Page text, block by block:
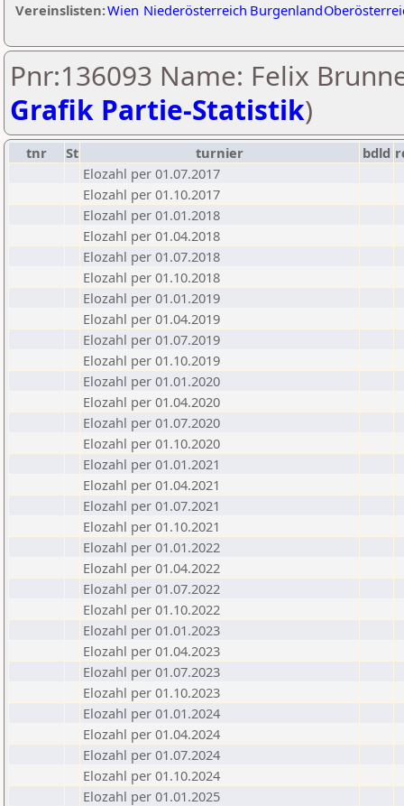
Vereinslisten:Wien Niederösterreich Burgenland
Pnr:136093 Name: Felix
Grafik Partie-Statistik)
tnr St turnier bdld
Elozahl per 01.07.2017
Elozahl per 01.10.2017
Elozahl per 01.01.2018
Elozahl per 01.04.2018
Elozahl per 01.07.2018
Elozahl per 01.10.2018
Elozahl per 01.01.2019
Elozahl per 01.04.2019
Elozahl per 01.07.2019
Elozahl per 01.10.2019
Elozahl per 01.01.2020
Elozahl per 01.04.2020
Elozahl per 01.07.2020
Elozahl per 01.10.2020
Elozahl per 01.01.2021
Elozahl per 01.04.2021
Elozahl per 01.07.2021
Elozahl per 01.10.2021
Elozahl per 01.01.2022
Elozahl per 01.04.2022
Elozahl per 01.07.2022
Elozahl per 01.10.2022
Elozahl per 01.01.2023
Elozahl per 01.04.2023
Elozahl per 01.07.2023
Elozahl per 01.10.2023
Elozahl per 01.01.2024
Elozahl per 01.04.2024
Elozahl per 01.07.2024
Elozahl per 01.10.2024
Elozahl per 01.01.2025